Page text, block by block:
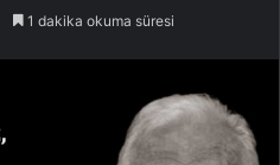
1 dakika okuma süresi